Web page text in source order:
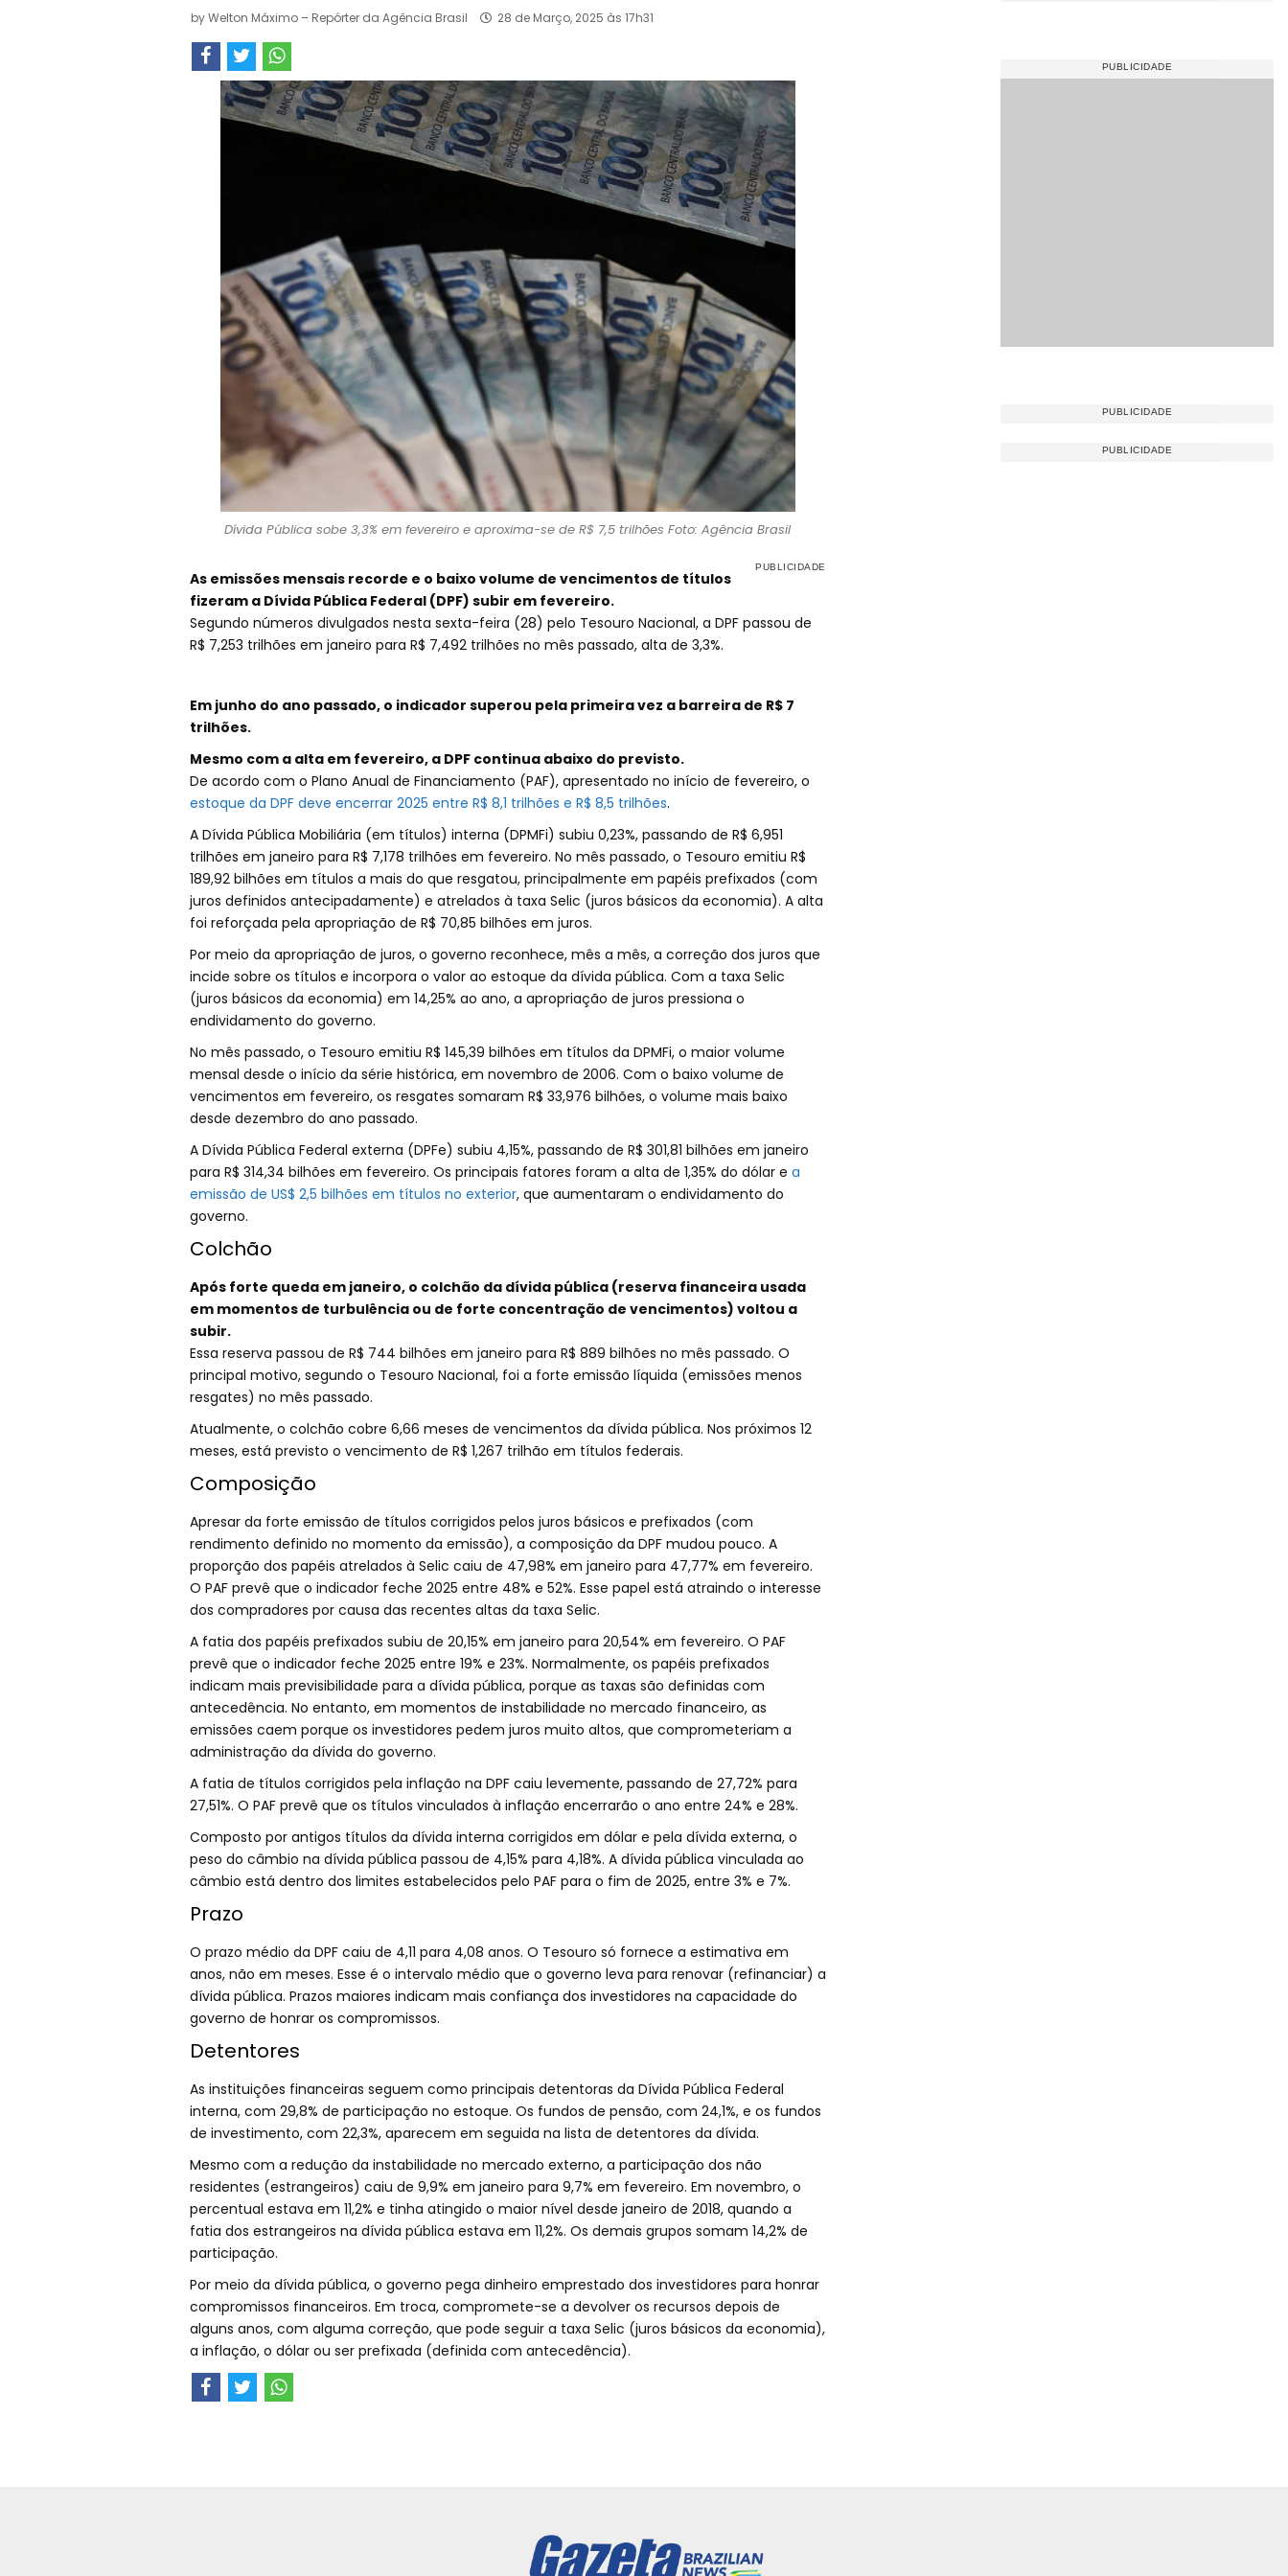
byWelton Máximo – Repórter da Agência Brasil 28 de Março, 2025 às 17h31
Dívida Pública sobe 3,3% em fevereiro e aproxima-se de R$ 7,5 trilhões Foto: Agência Brasil
As emissões mensais recorde e o baixo volume de vencimentos de títulos
fizeram a Dívida Pública Federal (DPF) subir em fevereiro.
Segundo números divulgados nesta sexta-feira (28) pelo Tesouro Nacional, a DPF passou de
R$ 7,253 trilhões em janeiro para R$ 7,492 trilhões no mês passado, alta de 3,3%.
Em junho do ano passado, o indicador superou pela primeira vez a barreira de R$ 7
trilhões.
Mesmo com a alta em fevereiro, a DPF continua abaixo do previsto.
De acordo com o Plano Anual de Financiamento (PAF), apresentado no início de fevereiro, o
estoque da DPF deve encerrar 2025 entre R$ 8,1 trilhões e R$ 8,5 trilhões.
A Dívida Pública Mobiliária (em títulos) interna (DPMFi) subiu 0,23%, passando de R$ 6,951
trilhões em janeiro para R$ 7,178 trilhões em fevereiro. No mês passado, o Tesouro emitiu R$
189,92 bilhões em títulos a mais do que resgatou, principalmente em papéis prefixados (com
juros definidos antecipadamente) e atrelados à taxa Selic (juros básicos da economia). A alta
foi reforçada pela apropriação de R$ 70,85 bilhões em juros.
Por meio da apropriação de juros, o governo reconhece, mês a mês, a correção dos juros que
incide sobre os títulos e incorpora o valor ao estoque da dívida pública. Com a taxa Selic
(juros básicos da economia) em 14,25% ao ano, a apropriação de juros pressiona o
endividamento do governo.
No mês passado, o Tesouro emitiu R$ 145,39 bilhões em títulos da DPMFi, o maior volume
mensal desde o início da série histórica, em novembro de 2006. Com o baixo volume de
vencimentos em fevereiro, os resgates somaram R$ 33,976 bilhões, o volume mais baixo
desde dezembro do ano passado.
A Dívida Pública Federal externa (DPFe) subiu 4,15%, passando de R$ 301,81 bilhões em janeiro
para R$ 314,34 bilhões em fevereiro. Os principais fatores foram a alta de 1,35% do dólar e a
emissão de US$ 2,5 bilhões em títulos no exterior, que aumentaram o endividamento do
governo.
Colchão
Após forte queda em janeiro, o colchão da dívida pública (reserva financeira usada
em momentos de turbulência ou de forte concentração de vencimentos) voltou a
subir.
Essa reserva passou de R$ 744 bilhões em janeiro para R$ 889 bilhões no mês passado. O
principal motivo, segundo o Tesouro Nacional, foi a forte emissão líquida (emissões menos
resgates) no mês passado.
Atualmente, o colchão cobre 6,66 meses de vencimentos da dívida pública. Nos próximos 12
meses, está previsto o vencimento de R$ 1,267 trilhão em títulos federais.
Composição
Apresar da forte emissão de títulos corrigidos pelos juros básicos e prefixados (com
rendimento definido no momento da emissão), a composição da DPF mudou pouco. A
proporção dos papéis atrelados à Selic caiu de 47,98% em janeiro para 47,77% em fevereiro.
O PAF prevê que o indicador feche 2025 entre 48% e 52%. Esse papel está atraindo o interesse
dos compradores por causa das recentes altas da taxa Selic.
A fatia dos papéis prefixados subiu de 20,15% em janeiro para 20,54% em fevereiro. O PAF
prevê que o indicador feche 2025 entre 19% e 23%. Normalmente, os papéis prefixados
indicam mais previsibilidade para a dívida pública, porque as taxas são definidas com
antecedência. No entanto, em momentos de instabilidade no mercado financeiro, as
emissões caem porque os investidores pedem juros muito altos, que comprometeriam a
administração da dívida do governo.
A fatia de títulos corrigidos pela inflação na DPF caiu levemente, passando de 27,72% para
27,51%. O PAF prevê que os títulos vinculados à inflação encerrarão o ano entre 24% e 28%.
Composto por antigos títulos da dívida interna corrigidos em dólar e pela dívida externa, o
peso do câmbio na dívida pública passou de 4,15% para 4,18%. A dívida pública vinculada ao
câmbio está dentro dos limites estabelecidos pelo PAF para o fim de 2025, entre 3% e 7%.
Prazo
O prazo médio da DPF caiu de 4,11 para 4,08 anos. O Tesouro só fornece a estimativa em
anos, não em meses. Esse é o intervalo médio que o governo leva para renovar (refinanciar) a
dívida pública. Prazos maiores indicam mais confiança dos investidores na capacidade do
governo de honrar os compromissos.
Detentores
As instituições financeiras seguem como principais detentoras da Dívida Pública Federal
interna, com 29,8% de participação no estoque. Os fundos de pensão, com 24,1%, e os fundos
de investimento, com 22,3%, aparecem em seguida na lista de detentores da dívida.
Mesmo com a redução da instabilidade no mercado externo, a participação dos não
residentes (estrangeiros) caiu de 9,9% em janeiro para 9,7% em fevereiro. Em novembro, o
percentual estava em 11,2% e tinha atingido o maior nível desde janeiro de 2018, quando a
fatia dos estrangeiros na dívida pública estava em 11,2%. Os demais grupos somam 14,2% de
participação.
Por meio da dívida pública, o governo pega dinheiro emprestado dos investidores para honrar
compromissos financeiros. Em troca, compromete-se a devolver os recursos depois de
alguns anos, com alguma correção, que pode seguir a taxa Selic (juros básicos da economia),
a inflação, o dólar ou ser prefixada (definida com antecedência).